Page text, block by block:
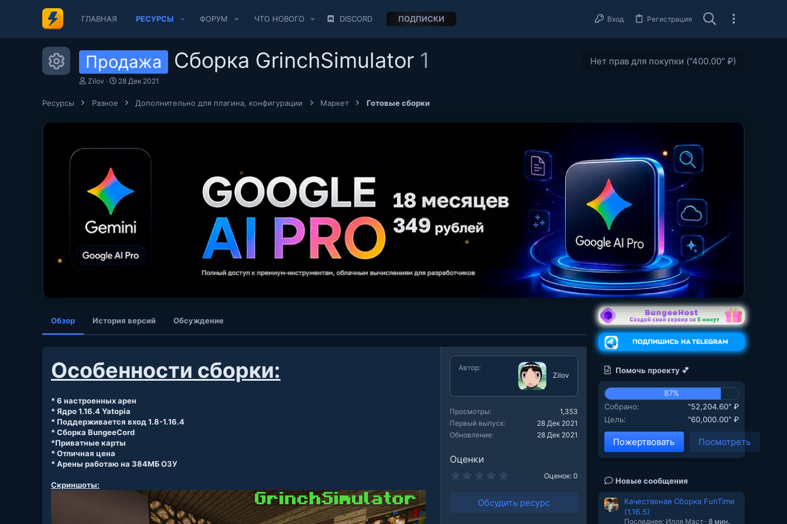
ГЛАВНАЯ РЕСУРСЫ ФОРУМ ЧТО НОВОГО DISCORD ПОДПИСКИ Вход Регистрация
Иконка ресурса
Продажа Сборка GrinchSimulator 1 Нет прав для покупки ("400.00" ₽)
А
Zilov
Д
я
28 Дек 2021
Ресурсы Разное Дополнительно для плагина, конфигурации Маркет Готовые сборки
Обзор История версий Обсуждение
Особенности сборки:
* 6 настроенных арен
* Ядро 1.16.4 Yatopia
* Поддерживается вход 1.8-1.16.4
* Сборка BungeeCord
*Приватные карты
* Отличная цена
* Арены работаю на 384МБ ОЗУ
Скриншоты:
Автор
Zilov
Просмотры
1,353
Первый выпуск
28 Дек 2021
Обновление
28 Дек 2021
Оценки
0
з
Оценок: 0
Обсудить ресурс
Помочь проекту 💕
87%
Собрано
"52,204.60" ₽
Цель
"60,000.00" ₽
Пожертвовать Посмотреть
Новые сообщения
Качественая Cборка FunTime
(1.16.5)
Последнее: Илля Маст 8 мин.